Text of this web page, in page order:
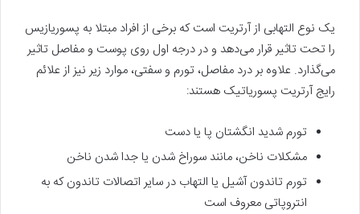
یک نوع التهابی از آرتریت است که برخی از افراد مبتلا به پسوریازیس
را تحت تاثیر قرار می‌دهد و در درجه اول روی پوست و مفاصل تاثیر
می‌گذارد. علاوه بر درد مفاصل، تورم و سفتی، موارد زیر نیز از علائم
رایج آرتریت پسوریاتیک هستند:
تورم شدید انگشتان پا یا دست
مشکلات ناخن، مانند سوراخ شدن یا جدا شدن ناخن
تورم تاندون آشیل یا التهاب در سایر اتصالات تاندون که به
انتروپاتی معروف است